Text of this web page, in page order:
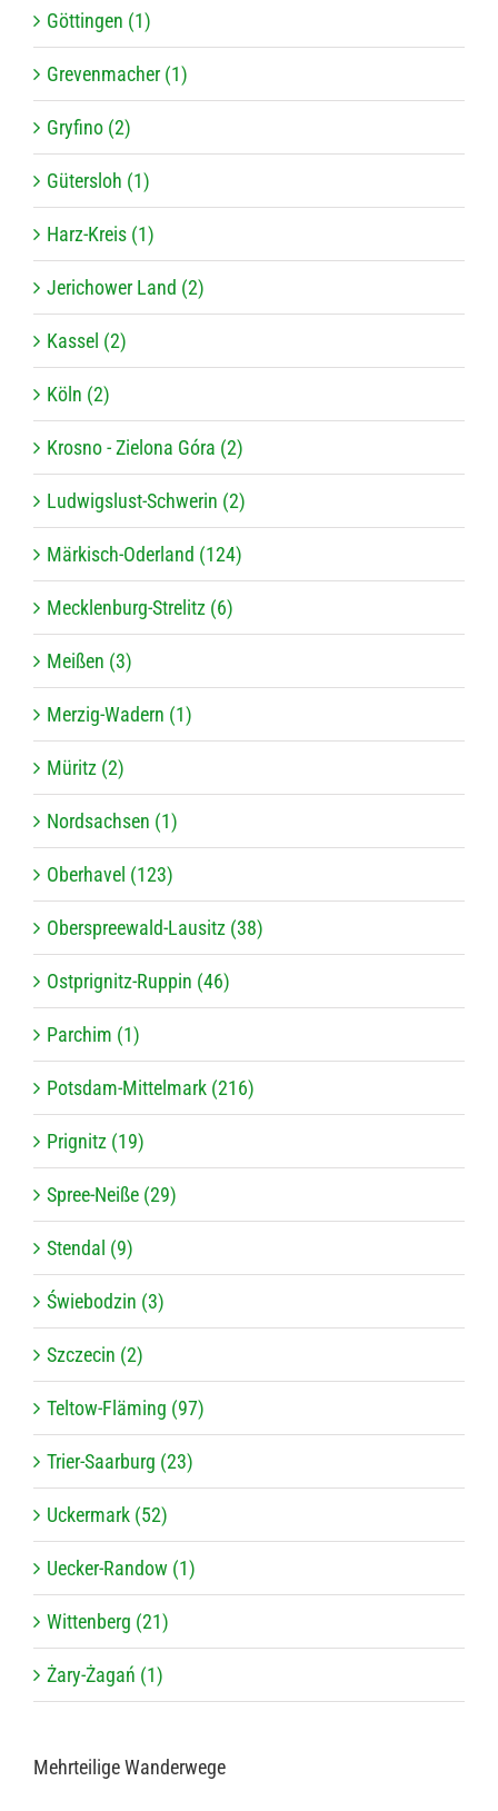
Göttingen (1)
Grevenmacher (1)
Gryfino (2)
Gütersloh (1)
Harz-Kreis (1)
Jerichower Land (2)
Kassel (2)
Köln (2)
Krosno - Zielona Góra (2)
Ludwigslust-Schwerin (2)
Märkisch-Oderland (124)
Mecklenburg-Strelitz (6)
Meißen (3)
Merzig-Wadern (1)
Müritz (2)
Nordsachsen (1)
Oberhavel (123)
Oberspreewald-Lausitz (38)
Ostprignitz-Ruppin (46)
Parchim (1)
Potsdam-Mittelmark (216)
Prignitz (19)
Spree-Neiße (29)
Stendal (9)
Świebodzin (3)
Szczecin (2)
Teltow-Fläming (97)
Trier-Saarburg (23)
Uckermark (52)
Uecker-Randow (1)
Wittenberg (21)
Żary-Żagań (1)
Mehr­tei­lige Wanderwege